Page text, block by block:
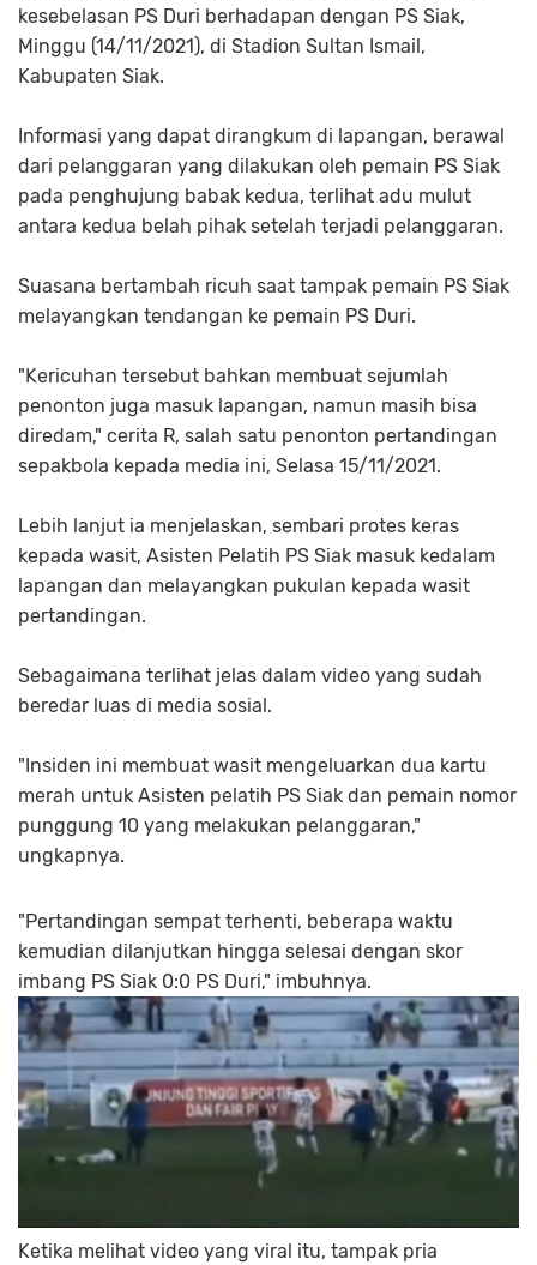
kesebelasan PS Duri berhadapan dengan PS Siak,
Minggu (14/11/2021), di Stadion Sultan Ismail,
Kabupaten Siak.
Informasi yang dapat dirangkum di lapangan, berawal
dari pelanggaran yang dilakukan oleh pemain PS Siak
pada penghujung babak kedua, terlihat adu mulut
antara kedua belah pihak setelah terjadi pelanggaran.
Suasana bertambah ricuh saat tampak pemain PS Siak
melayangkan tendangan ke pemain PS Duri.
"Kericuhan tersebut bahkan membuat sejumlah
penonton juga masuk lapangan, namun masih bisa
diredam," cerita R, salah satu penonton pertandingan
sepakbola kepada media ini, Selasa 15/11/2021.
Lebih lanjut ia menjelaskan, sembari protes keras
kepada wasit, Asisten Pelatih PS Siak masuk kedalam
lapangan dan melayangkan pukulan kepada wasit
pertandingan.
Sebagaimana terlihat jelas dalam video yang sudah
beredar luas di media sosial.
"Insiden ini membuat wasit mengeluarkan dua kartu
merah untuk Asisten pelatih PS Siak dan pemain nomor
punggung 10 yang melakukan pelanggaran,"
ungkapnya.
"Pertandingan sempat terhenti, beberapa waktu
kemudian dilanjutkan hingga selesai dengan skor
imbang PS Siak 0:0 PS Duri," imbuhnya.
Ketika melihat video yang viral itu, tampak pria